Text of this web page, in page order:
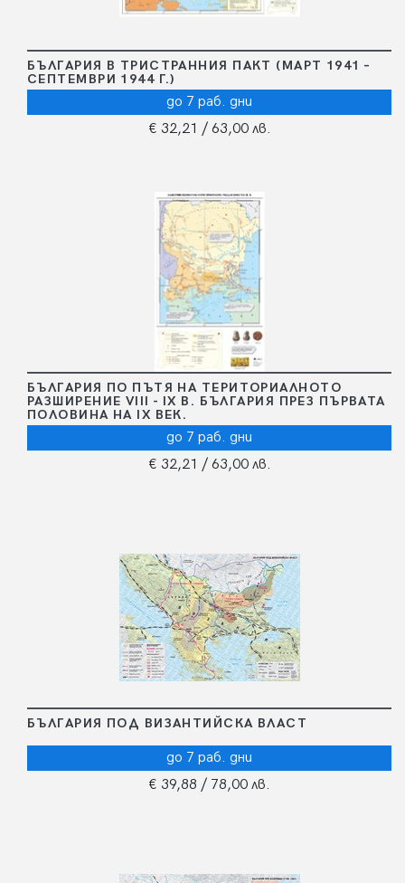
БЪЛГАРИЯ В ТРИСТРАННИЯ ПАКТ (МАРТ 1941 –
СЕПТЕМВРИ 1944 Г.)
до 7 раб. дни
€ 32,21 / 63,00 лв.
БЪЛГАРИЯ ПО ПЪТЯ НА ТЕРИТОРИАЛНОТО
РАЗШИРЕНИЕ VІІІ - ІХ В. БЪЛГАРИЯ ПРЕЗ ПЪРВАТА
ПОЛОВИНА НА IX ВЕК.
до 7 раб. дни
€ 32,21 / 63,00 лв.
БЪЛГАРИЯ ПОД ВИЗАНТИЙСКА ВЛАСТ
до 7 раб. дни
€ 39,88 / 78,00 лв.